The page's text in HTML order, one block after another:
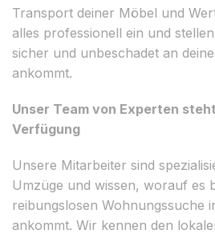
Transport deiner Möbel und
alles professionell ein und
sicher und unbeschadet an
ankommt.
Unser Team von Experten
Verfügung
Unsere Mitarbeiter sind
Umzüge und wissen, worauf es
reibungslosen Wohnungssuche
ankommt. Wir kennen den